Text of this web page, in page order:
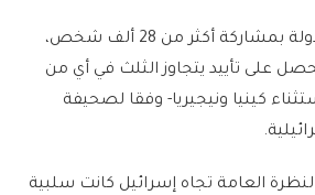
وشمل الاستطلاع 24 دولة بمشاركة أكثر من 28 ألف شخص،
على تأييد يتجاوز الثلث في أي من
كينيا ونيجيريا- وفقا لصحيفة
العامة تجاه إسرائيل كانت سلبية